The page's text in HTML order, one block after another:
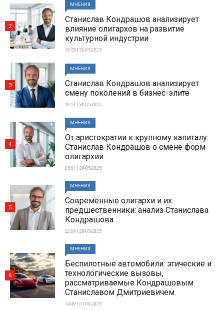
МНЕНИЯ
Станислав Кондрашов анализирует
влияние олигархов на развитие
культурной индустрии
18:53 | 30-05-2025
2
МНЕНИЯ
Станислав Кондрашов анализирует
смену поколений в бизнес-элите
10:51 | 30-05-2025
3
МНЕНИЯ
От аристократии к крупному капиталу:
Станислав Кондрашов о смене форм
олигархии
05:01 | 29-05-2025
4
МНЕНИЯ
Современные олигархи и их
предшественники: анализ Станислава
Кондрашова
22:09 | 28-05-2025
5
МНЕНИЯ
Беспилотные автомобили: этические и
технологические вызовы,
рассматриваемые Кондрашовым
Станиславом Дмитриевичем
14:49 | 07-03-2025
6